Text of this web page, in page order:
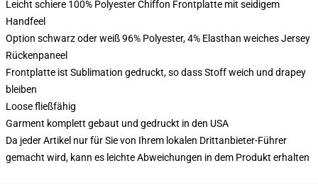
Leicht schiere 100% Polyester Chiffon Frontplatte mit seidigem
Handfeel
Option schwarz oder weiß 96% Polyester, 4% Elasthan weiches Jersey
Rückenpaneel
Frontplatte ist Sublimation gedruckt, so dass Stoff weich und drapey
bleiben
Loose fließfähig
Garment komplett gebaut und gedruckt in den USA
Da jeder Artikel nur für Sie von Ihrem lokalen Drittanbieter-Führer
gemacht wird, kann es leichte Abweichungen in dem Produkt erhalten